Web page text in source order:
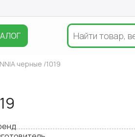
черные /1019